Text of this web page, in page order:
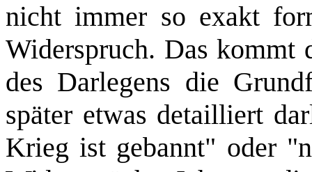
nicht immer so exakt
Widerspruch. Das kommt
des Darlegens die
später etwas detailliert
Krieg ist gebannt" oder